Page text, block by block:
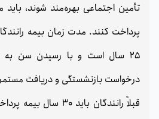
تأمین اجتماعی بهره‌مند شوند،
پرداخت کنند. مدت زمان بیمه
درخواست بازنشستگی و دریافت
قبلاً رانندگان باید